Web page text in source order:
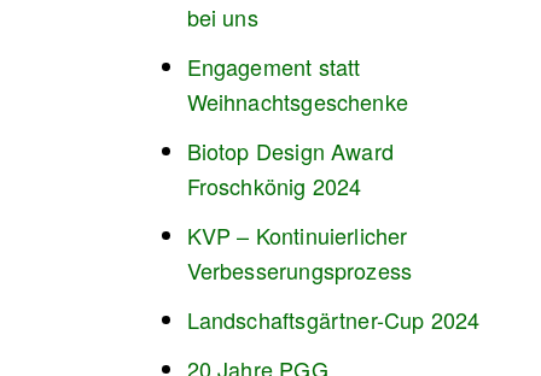
bei uns
Engagement statt
Weihnachtsgeschenke
Biotop Design Award
Froschkönig 2024
KVP – Kontinuierlicher
Verbesserungsprozess
Landschaftsgärtner-Cup 2024
20 Jahre PGG